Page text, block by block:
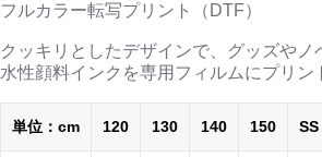
フルカラー転写プリント（DTF）
クッキリとしたデザインで、グッズやノ
水性顔料インクを専用フィルムにプリ
単位：cm 120 130 140 150 SS